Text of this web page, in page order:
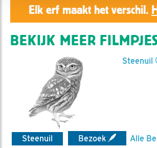
Elk erf maakt het verschil.
BEKIJK MEER
Steenuil
Steenuil Bezoek
Alle